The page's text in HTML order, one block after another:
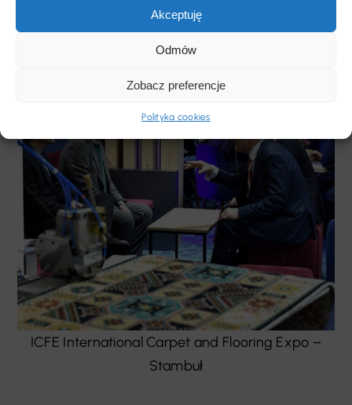
Akceptuję
Odmów
Zobacz preferencje
Polityka cookies
ICFE International Carpet and Flooring Expo –
Stambuł